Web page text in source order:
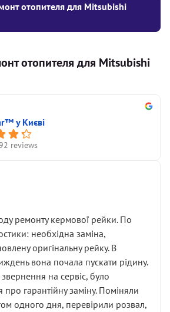
отопителя для Mitsubishi
отопителя для Mitsubishi
у Києві
reviews
ремонту кермової рейки. По
необхідна заміна,
оригінальну рейку. В
вона почала пускати рідину.
на сервіс, було
гарантійну заміну. Поміняли
одного дня, перевірили розвал,